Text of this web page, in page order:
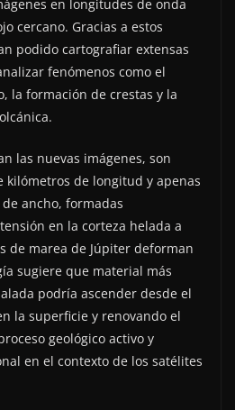
en longitudes de onda
cercano. Gracias a estos
podido cartografiar extensas
fenómenos como el
la formación de crestas y la
las nuevas imágenes, son
kilómetros de longitud y apenas
ancho, formadas
en la corteza helada a
de marea de Júpiter deforman
sugiere que material más
podría ascender desde el
la superficie y renovando el
geológico activo y
en el contexto de los satélites